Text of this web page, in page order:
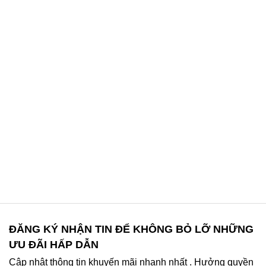
ĐĂNG KÝ NHẬN TIN ĐỂ KHÔNG BỎ LỠ NHỮNG
ƯU ĐÃI HẤP DẪN
Cập nhật thông tin khuyến mãi nhanh nhất . Hưởng quyền